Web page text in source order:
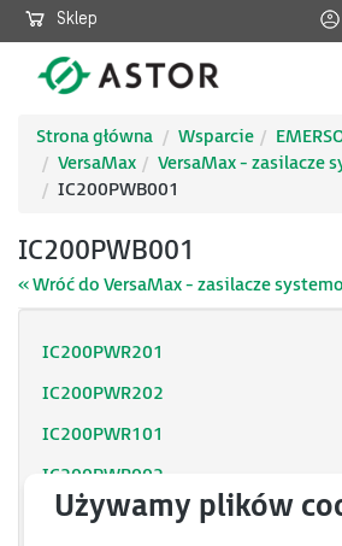
Sklep
Strona główna
Wsparcie
VersaMax
VersaMax - zasilacze
IC200PWB001
IC200PWB001
« Wróć do VersaMax - zasilacze
IC200PWR201
IC200PWR202
IC200PWR101
IC200PWR002
IC200PWR102